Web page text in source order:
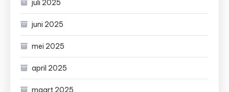
juli 2025
juni 2025
mei 2025
april 2025
maart 2025